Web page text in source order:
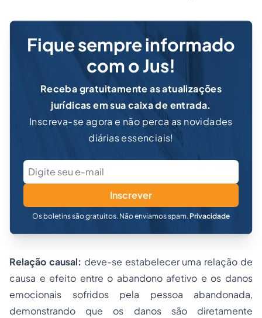
Fique sempre informado
com o Jus!
Receba gratuitamente as atualizações
jurídicas em sua caixa de entrada.
Inscreva-se agora e não perca as novidades
diárias essenciais!
Inscrever
Os boletins são gratuitos. Não enviamos spam. Privacidade
Relação causal: deve-se estabelecer uma relação de
causa e efeito entre o abandono afetivo e os danos
emocionais sofridos pela pessoa abandonada,
demonstrando que os danos são diretamente